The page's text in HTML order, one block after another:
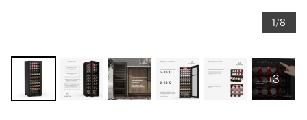
1/8
+3